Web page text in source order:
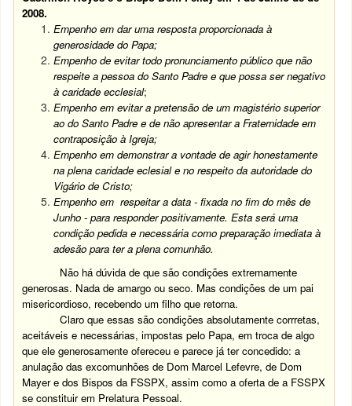
2008.
Empenho em dar uma resposta proporcionada à
generosidade do Papa;
Empenho de evitar todo pronunciamento público que não
respeite a pessoa do Santo Padre e que possa ser negativo
à caridade ecclesial;
Empenho em evitar a pretensão de um magistério superior
ao do Santo Padre e de não apresentar a Fraternidade em
contraposição à Igreja;
Empenho em demonstrar a vontade de agir honestamente
na plena caridade eclesial e no respeito da autoridade do
Vigário de Cristo;
Empenho em respeitar a data - fixada no fim do mês de
Junho - para responder positivamente. Esta será uma
condição pedida e necessária como preparação imediata à
adesão para ter a plena comunhão.
Não há dúvida de que são condições extremamente
generosas. Nada de amargo ou seco. Mas condições de um pai
misericordioso, recebendo um filho que retorna.
Claro que essas são condições absolutamente corrretas,
aceitáveis e necessárias, impostas pelo Papa, em troca de algo
que ele generosamente ofereceu e parece já ter concedido: a
anulação das excomunhões de Dom Marcel Lefevre, de Dom
Mayer e dos Bispos da FSSPX, assim como a oferta de a FSSPX
se constituir em Prelatura Pessoal.